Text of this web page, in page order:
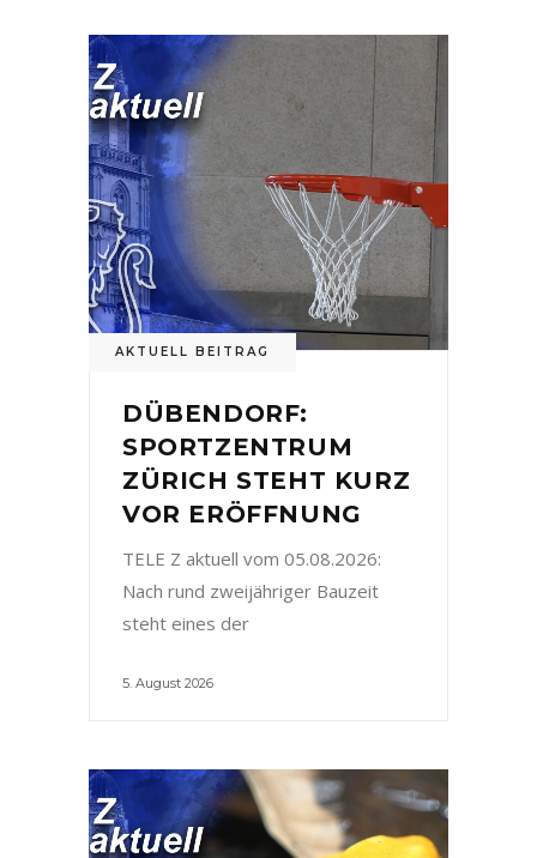
AKTUELL BEITRAG
DÜBENDORF:
SPORTZENTRUM
ZÜRICH STEHT KURZ
VOR ERÖFFNUNG
TELE Z aktuell vom 05.08.2026:
Nach rund zweijähriger Bauzeit
steht eines der
5. August 2026